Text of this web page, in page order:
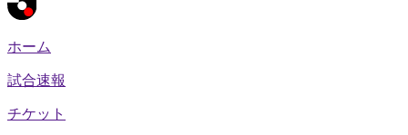
ホーム
試合速報
チケット